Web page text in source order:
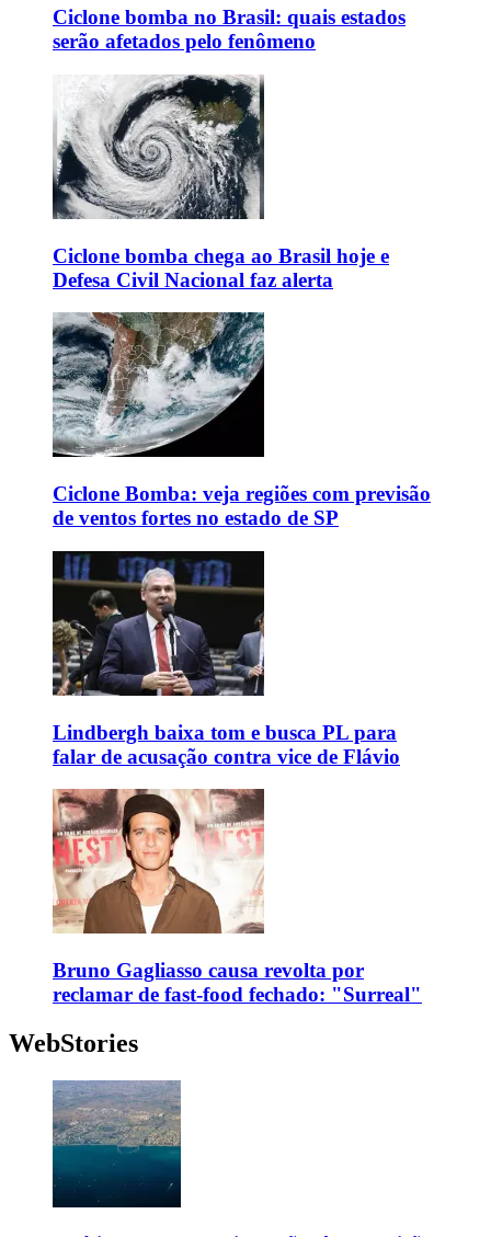
Ciclone bomba no Brasil: quais estados
serão afetados pelo fenômeno
Ciclone bomba chega ao Brasil hoje e
Defesa Civil Nacional faz alerta
Ciclone Bomba: veja regiões com previsão
de ventos fortes no estado de SP
Lindbergh baixa tom e busca PL para
falar de acusação contra vice de Flávio
Bruno Gagliasso causa revolta por
reclamar de fast-food fechado: "Surreal"
WebStories